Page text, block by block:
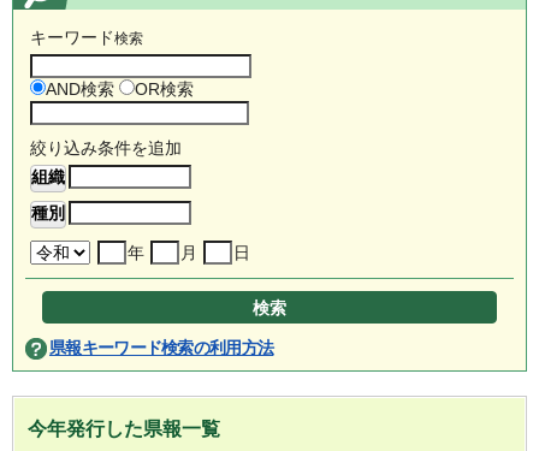
キーワード検索
AND検索 OR検索
絞り込み条件を追加
年 月 日
県報キーワード検索の利用方法
今年発行した県報一覧